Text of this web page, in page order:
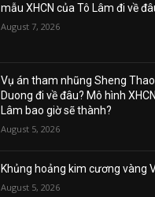
mẫu XHCN của Tô Lâm đi về
August 7, 2026
Vụ án tham nhũng Sheng
Duong đi về đâu? Mô hình
Lâm bao giờ sẽ thành?
August 5, 2026
Khủng hoảng kim cương vàng
August 5, 2026